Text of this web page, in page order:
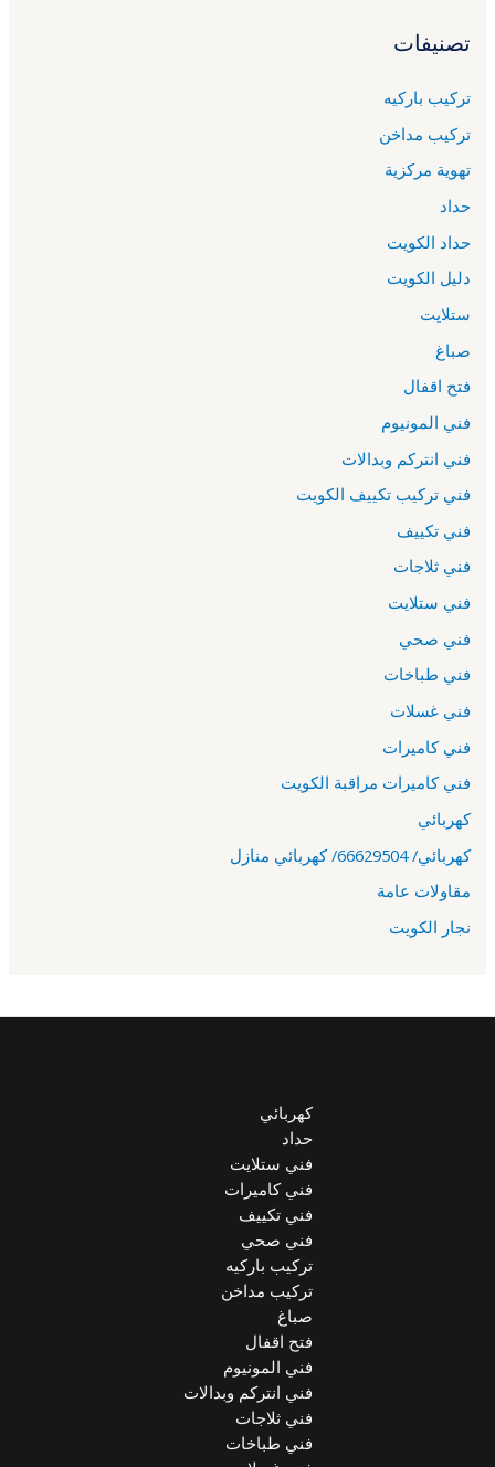
تصنيفات
تركيب باركيه
تركيب مداخن
تهوية مركزية
حداد
حداد الكويت
دليل الكويت
ستلايت
صباغ
فتح اقفال
فني المونيوم
فني انتركم وبدالات
فني تركيب تكييف الكويت
فني تكييف
فني ثلاجات
فني ستلايت
فني صحي
فني طباخات
فني غسلات
فني كاميرات
فني كاميرات مراقبة الكويت
كهربائي
كهربائي/ 66629504/ كهربائي منازل
مقاولات عامة
نجار الكويت
كهربائي
حداد
فني ستلايت
فني كاميرات
فني تكييف
فني صحي
تركيب باركيه
تركيب مداخن
صباغ
فتح اقفال
فني المونيوم
فني انتركم وبدالات
فني ثلاجات
فني طباخات